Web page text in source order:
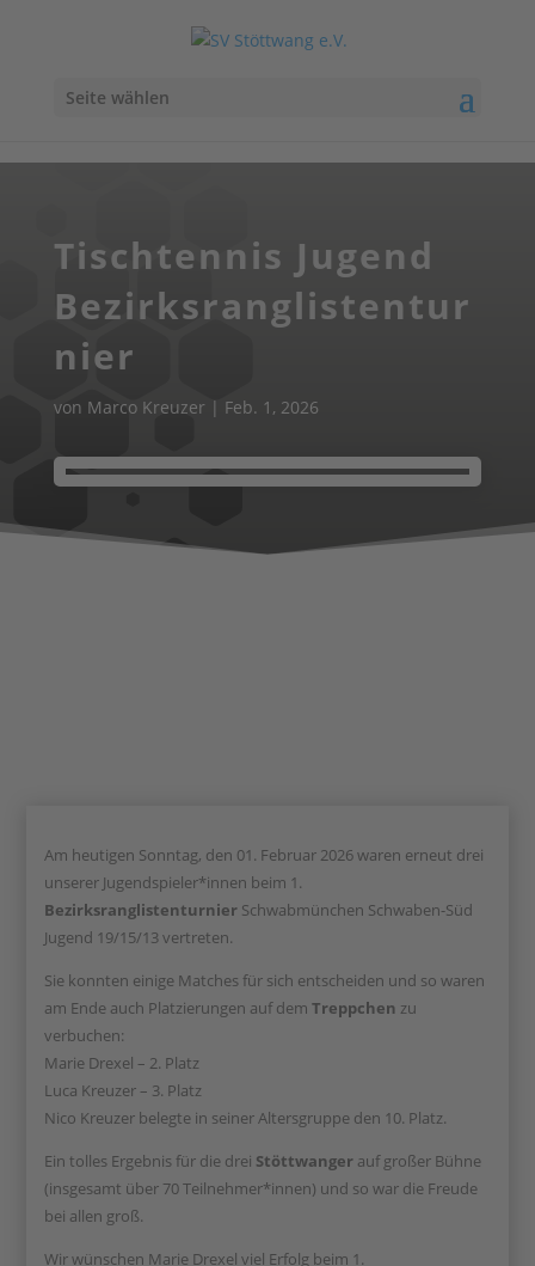
Seite wählen
Tischtennis Jugend
Bezirksranglistentur
nier
von Marco Kreuzer | Feb. 1, 2026
Am heutigen Sonntag, den 01. Februar 2026 waren erneut drei
unserer Jugendspieler*innen beim 1.
Bezirksranglistenturnier Schwabmünchen Schwaben-Süd
Jugend 19/15/13 vertreten.
Sie konnten einige Matches für sich entscheiden und so waren
am Ende auch Platzierungen auf demTreppchen zu
verbuchen:
Marie Drexel – 2. Platz
Luca Kreuzer – 3. Platz
Nico Kreuzer belegte in seiner Altersgruppe den 10. Platz.
Ein tolles Ergebnis für die drei Stöttwanger auf großer Bühne
(insgesamt über 70 Teilnehmer*innen) und so war die Freude
bei allen groß.
Wir wünschen Marie Drexel viel Erfolg beim 1.